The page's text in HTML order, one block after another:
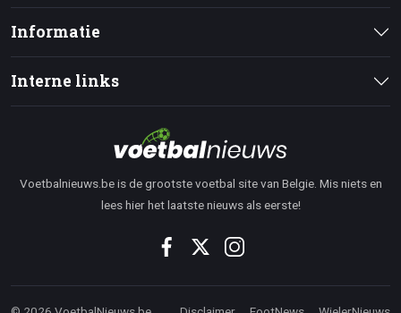
Informatie
Interne links
Voetbalnieuws.be is de grootste voetbal site van Belgie. Mis niets en
lees hier het laatste nieuws als eerste!